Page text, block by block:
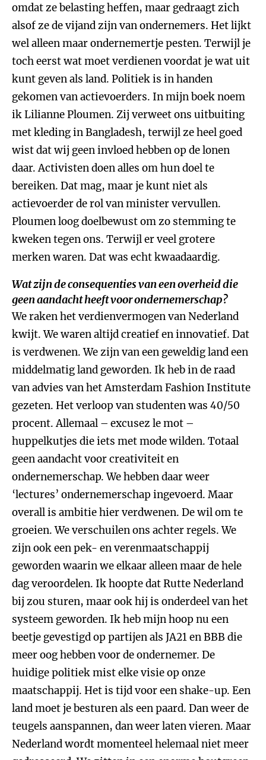
omdat ze belasting heffen, maar gedraagt zich
alsof ze de vijand zijn van ondernemers. Het lijkt
wel alleen maar ondernemertje pesten. Terwijl je
toch eerst wat moet verdienen voordat je wat uit
kunt geven als land. Politiek is in handen
gekomen van actievoerders. In mijn boek noem
ik Lilianne Ploumen. Zij verweet ons uitbuiting
met kleding in Bangladesh, terwijl ze heel goed
wist dat wij geen invloed hebben op de lonen
daar. Activisten doen alles om hun doel te
bereiken. Dat mag, maar je kunt niet als
actievoerder de rol van minister vervullen.
Ploumen loog doelbewust om zo stemming te
kweken tegen ons. Terwijl er veel grotere
merken waren. Dat was echt kwaadaardig.
Wat zijn de consequenties van een overheid die
geen aandacht heeft voor ondernemerschap?
We raken het verdienvermogen van Nederland
kwijt. We waren altijd creatief en innovatief. Dat
is verdwenen. We zijn van een geweldig land een
middelmatig land geworden. Ik heb in de raad
van advies van het Amsterdam Fashion Institute
gezeten. Het verloop van studenten was 40/50
procent. Allemaal – excusez le mot –
huppelkutjes die iets met mode wilden. Totaal
geen aandacht voor creativiteit en
ondernemerschap. We hebben daar weer
‘lectures’ ondernemerschap ingevoerd. Maar
overall is ambitie hier verdwenen. De wil om te
groeien. We verschuilen ons achter regels. We
zijn ook een pek- en verenmaatschappij
geworden waarin we elkaar alleen maar de hele
dag veroordelen. Ik hoopte dat Rutte Nederland
bij zou sturen, maar ook hij is onderdeel van het
systeem geworden. Ik heb mijn hoop nu een
beetje gevestigd op partijen als JA21 en BBB die
meer oog hebben voor de ondernemer. De
huidige politiek mist elke visie op onze
maatschappij. Het is tijd voor een shake-up. Een
land moet je besturen als een paard. Dan weer de
teugels aanspannen, dan weer laten vieren. Maar
Nederland wordt momenteel helemaal niet meer